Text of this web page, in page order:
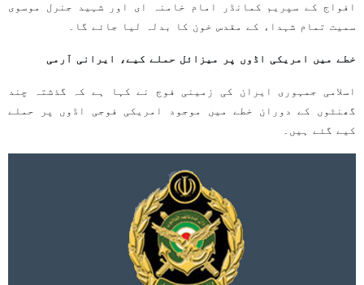
افواج کے سپریم کمانڈر امام خامنہ ای اور شہید جنرل موسوی
سمیت تمام شہداء کے مقدس خون کا بدلہ لیا جائے گا۔
خطے میں امریکی اڈوں پر میزائل حملے کیے، ایرانی آرمی
اسلامی جمہوری ایران کی زمینی فوج نے کہا ہے کہ گذشتہ چند
گھنٹوں کے دوران خطے میں موجود امریکی فوجی اڈوں پر حملے
کیے گئے ہیں۔